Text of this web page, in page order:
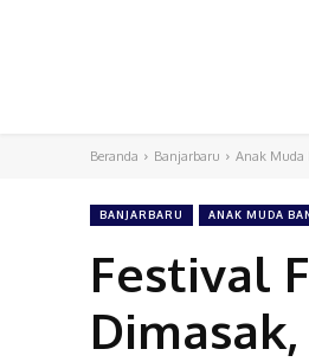
Beranda Banjarbaru Anak Muda
BANJARBARU ANAK MUDA
Festival